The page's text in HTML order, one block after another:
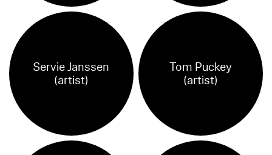
Servie Janssen
(artist)
Tom Puckey
(artist)